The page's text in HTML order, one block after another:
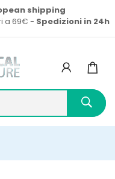
shipping
a 69€ - Spedizioni in 24h